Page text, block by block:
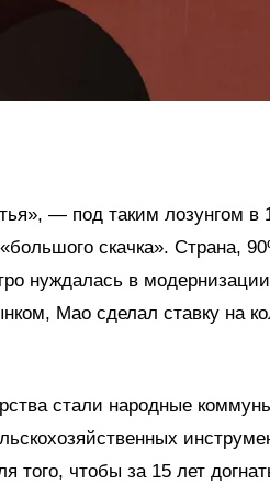
— под таким лозунгом в
скачка». Страна,
нуждалась в
Мао сделал ставку на
стали народные
чтобы за 15 лет